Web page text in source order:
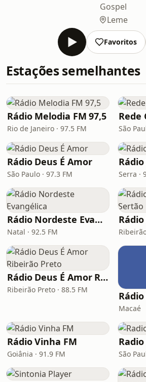
Gospel
Leme
Favoritos
Estações semelhantes
Rádio Melodia FM 97,5
Rio de Janeiro · 97.5 FM
Rede
São
Rádio Deus É Amor
São Paulo · 97.3 FM Serra ·
Rádio Nordeste Evangélica
Natal · 92.5 FM
Rádio Deus É Amor Ribeirão Preto
Ribeirão Preto · 88.5 FM
Macaé
Rádio Vinha FM
Goiânia · 91.9 FM São